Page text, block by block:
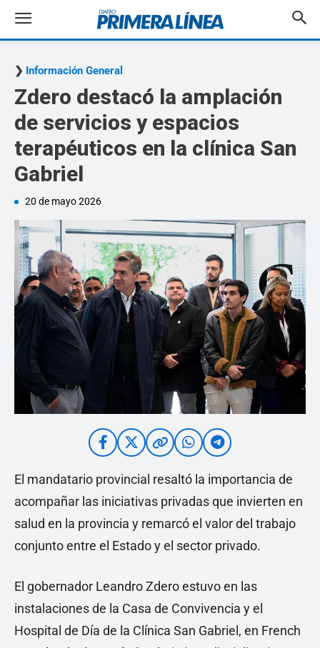
Información General
Zdero destacó la amplación
de servicios y espacios
terapéuticos en la clínica San
Gabriel
20 de mayo 2026
El mandatario provincial resaltó la importancia de
acompañar las iniciativas privadas que invierten en
salud en la provincia y remarcó el valor del trabajo
conjunto entre el Estado y el sector privado.
El gobernador Leandro Zdero estuvo en las
instalaciones de la Casa de Convivencia y el
Hospital de Día de la Clínica San Gabriel, en French